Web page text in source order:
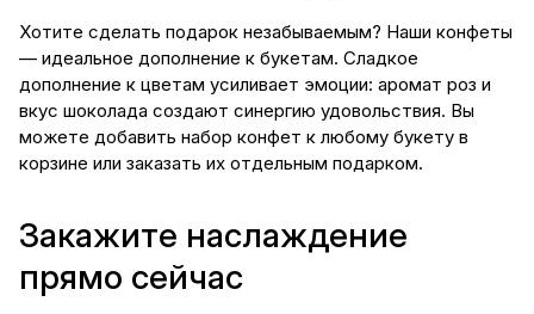
Хотите сделать подарок незабываемым? Наши конфеты
— идеальное дополнение к букетам. Сладкое
дополнение к цветам усиливает эмоции: аромат роз и
вкус шоколада создают синергию удовольствия. Вы
можете добавить набор конфет к любому букету в
корзине или заказать их отдельным подарком.
Закажите наслаждение
прямо сейчас